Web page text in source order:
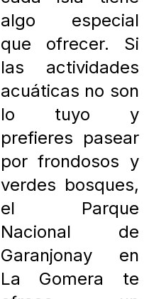
algo especial
que ofrecer. Si
las actividades
acuáticas no son
lo tuyo y
prefieres pasear
por frondosos y
verdes bosques,
el Parque
Nacional de
Garanjonay en
La Gomera te